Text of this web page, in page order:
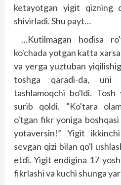
ketayotgan yigit qizning
shivirladi. Shu payt…
…Kutilmagan hodisa
ko'chada yotgan katta
va yerga yuztuban
toshga qaradi-da,
tashlamoqchi bo'ldi. Tosh
surib qoldi. “Ko'tara
o'tgan fikr yoniga boshqasi
yotaversin!” Yigit
sevgan qizi bilan qo'l
etdi. Yigit endigina 17
fikrlashi va kuchi shunga